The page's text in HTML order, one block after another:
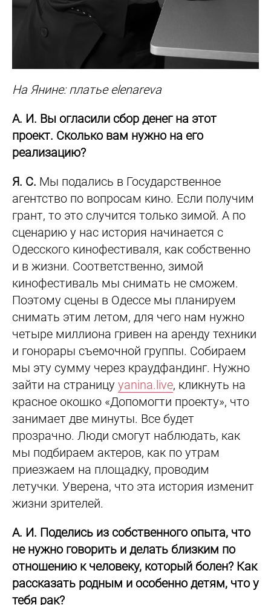
На Янине: платье elenareva
А. И. Вы огласили сбор денег на этот
проект. Сколько вам нужно на его
реализацию?
Я. С. Мы подались в Государственное
агентство по вопросам кино. Если получим
грант, то это случится только зимой. А по
сценарию у нас история начинается с
Одесского кинофестиваля, как собственно
и в жизни. Соответственно, зимой
кинофестиваль мы снимать не сможем.
Поэтому сцены в Одессе мы планируем
снимать этим летом, для чего нам нужно
четыре миллиона гривен на аренду техники
и гонорары съемочной группы. Собираем
мы эту сумму через краудфандинг. Нужно
зайти на страницу yanina.live, кликнуть на
красное окошко «Допомогти проекту», что
занимает две минуты. Все будет
прозрачно. Люди смогут наблюдать, как
мы подбираем актеров, как по утрам
приезжаем на площадку, проводим
летучки. Уверена, что эта история изменит
жизни зрителей.
А. И. Поделись из собственного опыта, что
не нужно говорить и делать близким по
отношению к человеку, который болен? Как
рассказать родным и особенно детям, что у
тебя рак?